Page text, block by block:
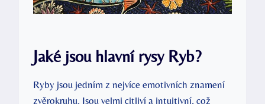
Jaké jsou hlavní rysy Ryb?
Ryby jsou jedním z nejvíce emotivních znamení
zvěrokruhu. Jsou velmi citliví a intuitivní, což